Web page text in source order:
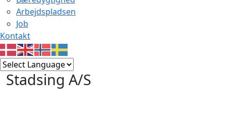
Arbejdspladsen
Job
Kontakt
Stadsing A/S